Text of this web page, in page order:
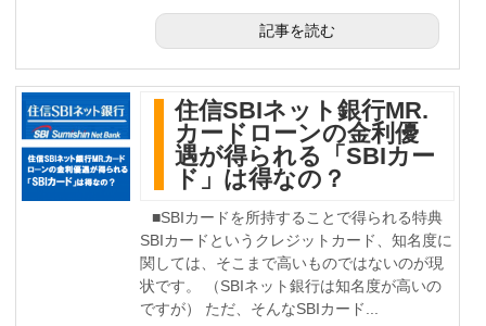
記事を読む
住信SBIネット銀行MR.
カードローンの金利優
遇が得られる「SBIカー
ド」は得なの？
■SBIカードを所持することで得られる特典
SBIカードというクレジットカード、知名度に
関しては、そこまで高いものではないのが現
状です。 （SBIネット銀行は知名度が高いの
ですが） ただ、そんなSBIカード...